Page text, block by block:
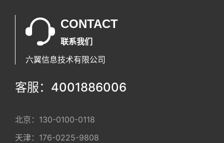
CONTACT
联系我们
六翼信息技术有限公司
客服：4001886006
北京： 130-0100-0118
天津： 176-0225-9808